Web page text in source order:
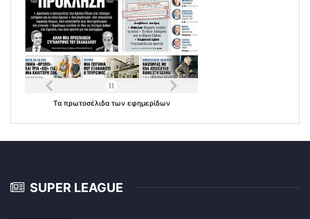
Τα πρωτοσέλιδα των εφημερίδων
SUPER LEAGUE